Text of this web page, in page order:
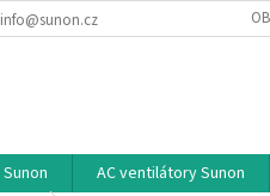
info@sunon.cz
AC ventilátory Sunon